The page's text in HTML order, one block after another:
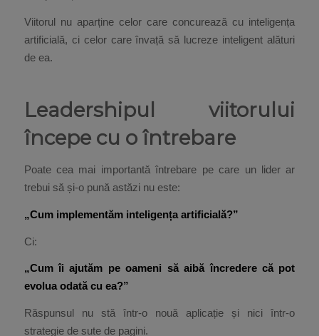
Viitorul nu aparține celor care concurează cu inteligența
artificială, ci celor care învață să lucreze inteligent alături
de ea.
Leadershipul viitorului
începe cu o întrebare
Poate cea mai importantă întrebare pe care un lider ar
trebui să și-o pună astăzi nu este:
„Cum implementăm inteligența artificială?”
Ci:
„Cum îi ajutăm pe oameni să aibă încredere că pot
evolua odată cu ea?”
Răspunsul nu stă într-o nouă aplicație și nici într-o
strategie de sute de pagini.